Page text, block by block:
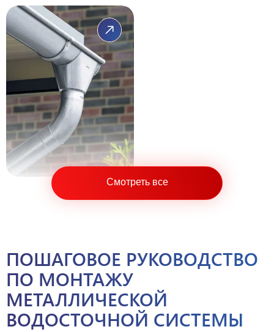
Смотреть все
ПОШАГОВОЕ РУКОВОДСТВО
ПО МОНТАЖУ
МЕТАЛЛИЧЕСКОЙ
ВОДОСТОЧНОЙ СИСТЕМЫ